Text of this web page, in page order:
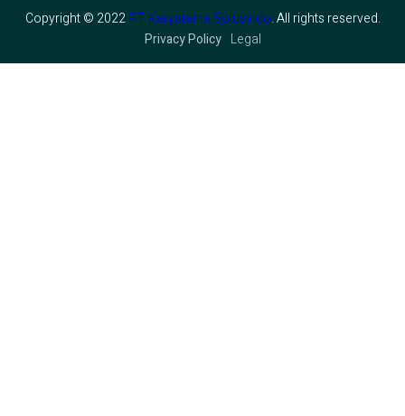
Copyright © 2022PT. Karyatama Solusindo. All rights reserved.
Privacy Policy Legal